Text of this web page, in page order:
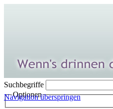
Suchbegriffe
Optionen
Navigation überspringen